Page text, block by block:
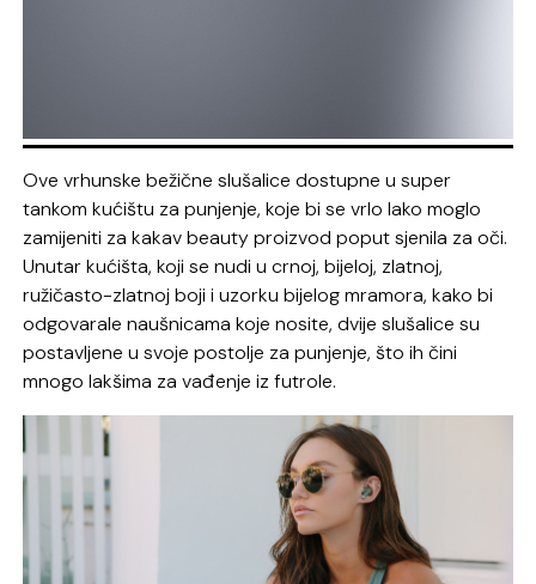
Ove vrhunske bežične slušalice dostupne u super
tankom kućištu za punjenje, koje bi se vrlo lako moglo
zamijeniti za kakav beauty proizvod poput sjenila za oči.
Unutar kućišta, koji se nudi u crnoj, bijeloj, zlatnoj,
ružičasto-zlatnoj boji i uzorku bijelog mramora, kako bi
odgovarale naušnicama koje nosite, dvije slušalice su
postavljene u svoje postolje za punjenje, što ih čini
mnogo lakšima za vađenje iz futrole.